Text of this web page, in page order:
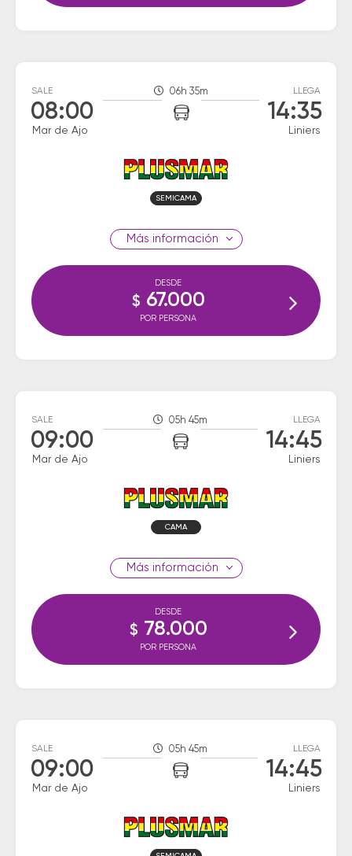
SALE
08:00
Mar de Ajo
06h 35m LLEGA
14:35
Liniers
SEMICAMA
información
DESDE
$ 67.000
POR PERSONA
SALE
09:00
Mar de Ajo
05h 45m LLEGA
14:45
Liniers
CAMA
información
DESDE
$ 78.000
POR PERSONA
SALE
09:00
Mar de Ajo
05h 45m LLEGA
14:45
Liniers